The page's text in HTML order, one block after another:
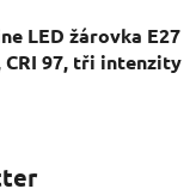
LED žárovka E27
CRI 97, tři intenzity